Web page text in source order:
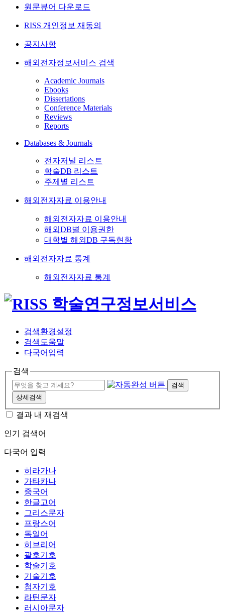
원문뷰어 다운로드
RISS 개인정보 재동의
공지사항
해외전자정보서비스 검색
Academic Journals
Ebooks
Dissertations
Conference Materials
Reviews
Reports
Databases & Journals
전자저널 리스트
학술DB 리스트
주제별 리스트
해외전자자료 이용안내
해외전자자료 이용안내
해외DB별 이용권한
대학별 해외DB 구독현황
해외전자자료 통계
해외전자자료 통계
검색환경설정
검색도움말
다국어입력
검색
검색
상세검색
결과 내 재검색
인기 검색어
다국어 입력
히라가나
가타카나
중국어
한글고어
그리스문자
프랑스어
독일어
히브리어
괄호기호
학술기호
기술기호
첨자기호
라틴문자
러시아문자